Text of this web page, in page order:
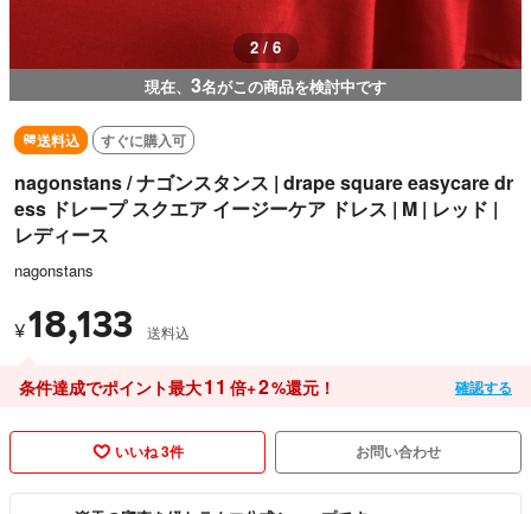
3 / 6
現在、 3名がこの商品を検討中です
送料込 すぐに購入可
nagonstans / ナゴンスタンス | drape square easycare dr
ess ドレープ スクエア イージーケア ドレス | M | レッド |
レディース
nagonstans
¥18,133 送料込
条件達成でポイント最大11 倍+2%還元！ 確認する
いいね 3件 お問い合わせ